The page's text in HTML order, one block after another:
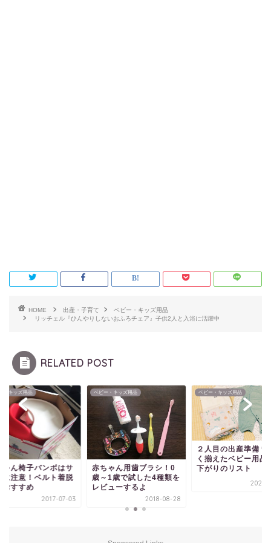
HOME 出産・子育て
ベビー・キッズ用品
リッチェル『ひんやりしないおふろチェア』子供2人と入浴に活躍中
RELATED POST
・キッズ用品
ゃん椅子バンボはサ
に注意！ベルト着脱
おすすめ
2017-07-03
ベビー・キッズ用品
赤ちゃん用歯ブラシ！0
歳～1歳で試した4種類を
レビューするよ
2018-08-28
ベビー・キッズ用品
２人目の出産準備＊
く揃えたベビー用品
下がりのリスト
2021-